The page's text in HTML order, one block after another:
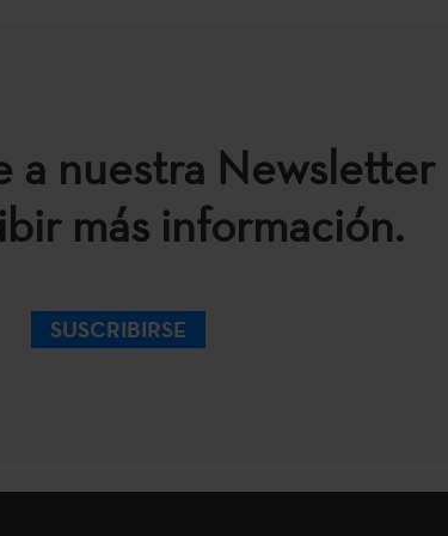
a nuestra Newsletter
más información.
SUSCRIBIRSE